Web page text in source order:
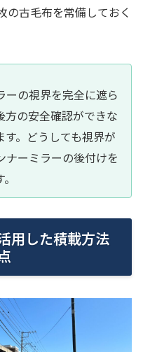
の古毛布を常備しておく
ーの視界を完全に遮ら
方の安全確認ができな
。どうしても視界が
ナーミラーの後付けを
用した積載方法